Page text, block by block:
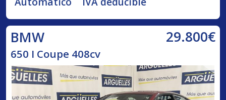
BMW 29.800€
650 I Coupe 408cv